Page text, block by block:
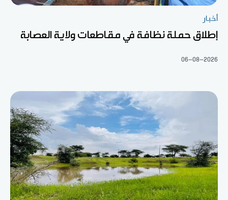
أخبار
إطلاق حملة نظافة في مقاطعات ولاية العصابة
06-08-2026